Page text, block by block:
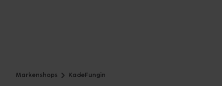
Markenshops KadeFungin